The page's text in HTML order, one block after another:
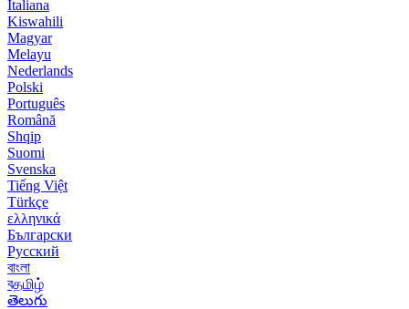
Italiana
Kiswahili
Magyar
Melayu
Nederlands
Polski
Português
Română
Shqip
Suomi
Svenska
Tiếng Việt
Türkçe
ελληνικά
Български
Русский
বাংলা
বதமிழ்
తెలుగు